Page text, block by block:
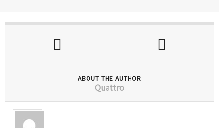
ABOUT THE AUTHOR
Quattro